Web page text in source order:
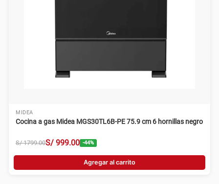
MIDEA
Cocina a gas Midea MGS30TL6B-PE 75.9 cm 6 hornillas negro
S/ 1799.00S/ 999.00 -44%
Agregar al carrito